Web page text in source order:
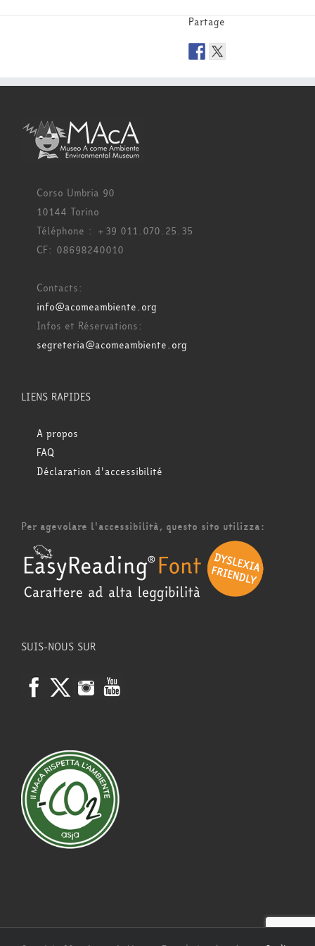
Partage
Corso Umbria 90
10144 Torino
Téléphone : +39 011.070.25.35
CF: 08698240010
Contacts:
info@acomeambiente.org
Infos et Réservations:
segreteria@acomeambiente.org
LIENS RAPIDES
A propos
FAQ
Déclaration d'accessibilité
Per agevolare l'accessibilità, questo sito utilizza:
SUIS-NOUS SUR